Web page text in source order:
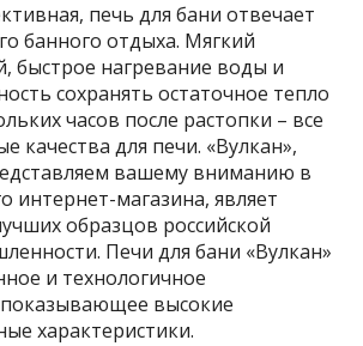
печь для бани отвечает
банного отдыха. Мягкий
быстрое нагревание воды и
сохранять остаточное тепло
часов после растопки – все
качества для печи. «Вулкан»,
вашему вниманию в
интернет-магазина, являет
образцов российской
Печи для бани «Вулкан»
и технологичное
высокие
характеристики.